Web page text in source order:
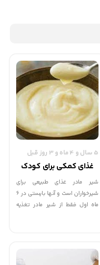
5 سال و 4 ماه و 3 روز قبل
غذای کمکی برای کودک
شیر مادر غذای طبیعی برای
شیرخواران است و آنها بایستی در 6
ماه اول فقط از شیر مادر تغذیه
خوبی رشد كنند و سالم باشند،
بسیار اهمیت دارد كه بدانیم چه